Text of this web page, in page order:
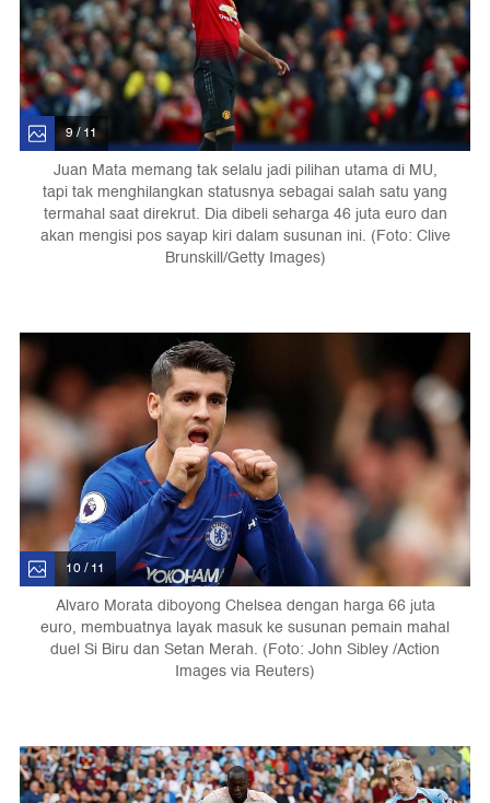
9 / 11
Juan Mata memang tak selalu jadi pilihan utama di MU,
tapi tak menghilangkan statusnya sebagai salah satu yang
termahal saat direkrut. Dia dibeli seharga 46 juta euro dan
akan mengisi pos sayap kiri dalam susunan ini. (Foto: Clive
Brunskill/Getty Images)
10 / 11
Alvaro Morata diboyong Chelsea dengan harga 66 juta
euro, membuatnya layak masuk ke susunan pemain mahal
duel Si Biru dan Setan Merah. (Foto: John Sibley /Action
Images via Reuters)